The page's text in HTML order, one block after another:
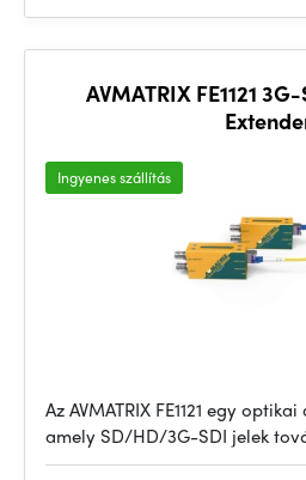
AVMATRIX FE1121
Ingyenes szállítás
Az AVMATRIX FE1121 egy
amely SD/HD/3G-SDI jelek